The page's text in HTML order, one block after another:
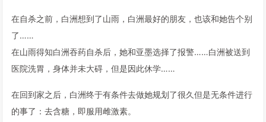
在自杀之前，白洲想到了山雨，白洲最好的朋友，也该和她告个别
了……
在山雨得知白洲吞药自杀后，她和亚墨选择了报警……白洲被送到
医院洗胃，身体并未大碍，但是因此休学……
在回到家之后，白洲终于有条件去做她规划了很久但是无条件进行
的事了：去含糖，即服用雌激素。